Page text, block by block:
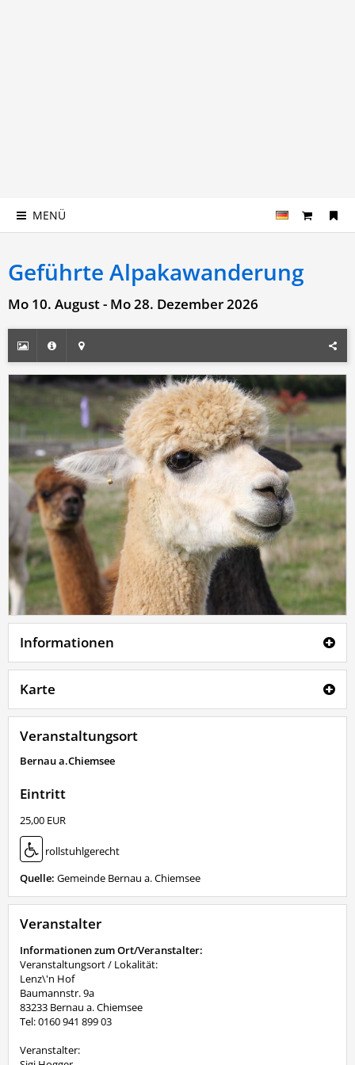
MENÜ
Geführte Alpakawanderung
Mo 10. August - Mo 28. Dezember 2026
Informationen
Karte
Veranstaltungsort
Bernau a.Chiemsee
Eintritt
25,00 EUR
rollstuhlgerecht
Quelle: Gemeinde Bernau a. Chiemsee
Veranstalter
Informationen zum Ort/Veranstalter:
Veranstaltungsort / Lokalität:
Lenz\'n Hof
Baumannstr. 9a
83233 Bernau a. Chiemsee
Tel: 0160 941 899 03
Veranstalter: